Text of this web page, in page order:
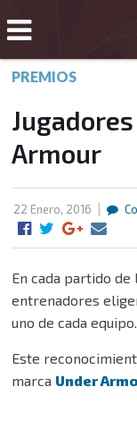
SEDES
EQUIPOS
ESTADÍSTICAS
FOTOS
PREMIOS
STAR
PREMIOS
Armour
22 Enero, 2016 |
En cada partido
entrenadores
uno de cada equipo.
Este
marca Under